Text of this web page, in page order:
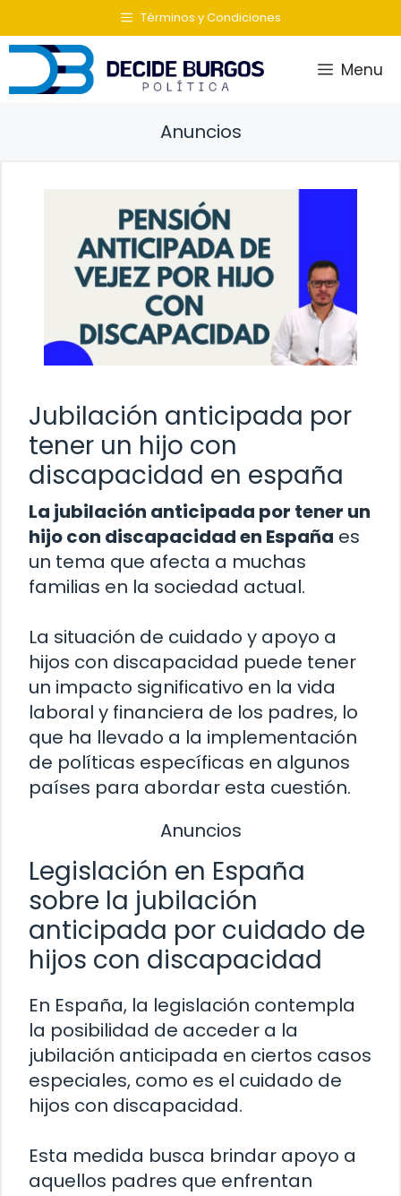
al
contenido
Términos y Condiciones
Menu
Anuncios
Jubilación anticipada por
tener un hijo con
discapacidad en españa
La jubilación anticipada por tener un
hijo con discapacidad en España es
un tema que afecta a muchas
familias en la sociedad actual.
La situación de cuidado y apoyo a
hijos con discapacidad puede tener
un impacto significativo en la vida
laboral y financiera de los padres, lo
que ha llevado a la implementación
de políticas específicas en algunos
países para abordar esta cuestión.
Anuncios
Legislación en España
sobre la jubilación
anticipada por cuidado de
hijos con discapacidad
En España, la legislación contempla
la posibilidad de acceder a la
jubilación anticipada en ciertos casos
especiales, como es el cuidado de
hijos con discapacidad.
Esta medida busca brindar apoyo a
aquellos padres que enfrentan